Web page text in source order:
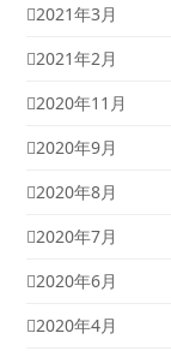
2021年3月
2021年2月
2020年11月
2020年9月
2020年8月
2020年7月
2020年6月
2020年4月